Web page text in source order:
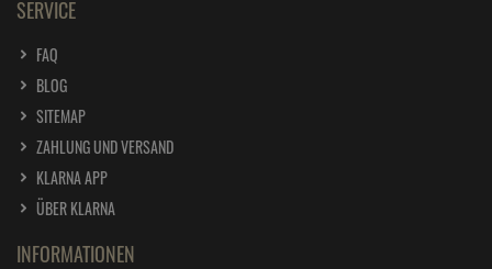
SERVICE
FAQ
BLOG
SITEMAP
ZAHLUNG UND VERSAND
KLARNA APP
ÜBER KLARNA
INFORMATIONEN